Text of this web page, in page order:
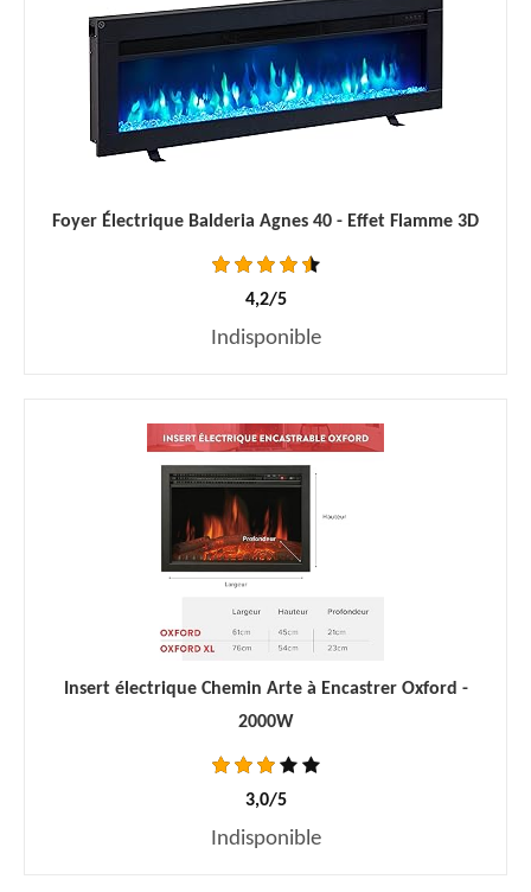
Foyer Électrique Balderia Agnes 40 - Effet Flamme 3D
4,2/5
Indisponible
Insert électrique Chemin Arte à Encastrer Oxford -
2000W
3,0/5
Indisponible